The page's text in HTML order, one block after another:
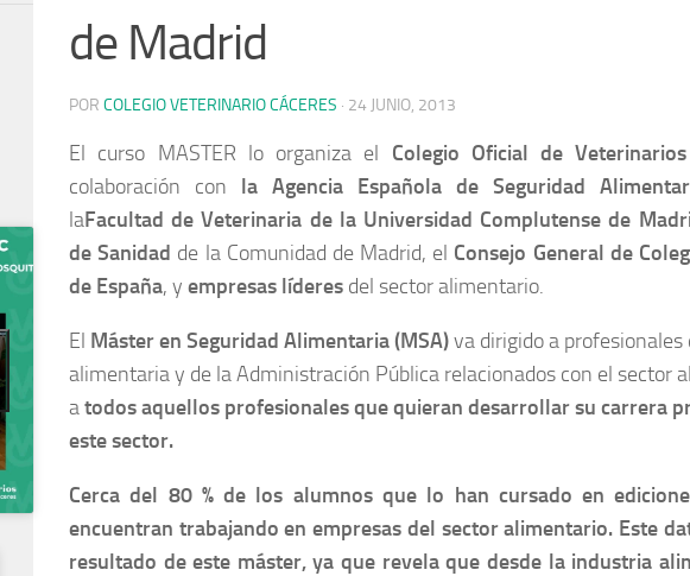
de Madrid
POR COLEGIO VETERINARIO CÁCERES · 24 JUNIO, 2013
El curso MASTER lo organiza el Colegio Oficial de
colaboración con la Agencia Española de Seguridad
laFacultad de Veterinaria de la Universidad Complutense de
de Sanidad de la Comunidad de Madrid, el Consejo General de
de España, y empresas líderes del sector alimentario.
El Máster en Seguridad Alimentaria (MSA)va dirigido a profesionales
alimentaria y de la Administración Pública relacionados con el sector
atodos aquellos profesionales que quieran desarrollar su carrera
este sector.
Cerca del 80 % de los alumnos que lo han cursado en
encuentran trabajando en empresas del sector alimentario. Este
resultado de este máster, ya que revela que desdela industria